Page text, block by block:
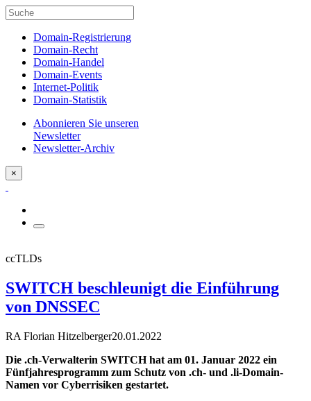
Domain-Registrierung
Domain-Recht
Domain-Handel
Domain-Events
Internet-Politik
Domain-Statistik
Abonnieren Sie unseren
Newsletter
Newsletter-Archiv
×
ccTLDs
SWITCH beschleunigt die Einführung
von DNSSEC
RA Florian Hitzelberger20.01.2022
Die .ch-Verwalterin SWITCH hat am 01. Januar 2022 ein
Fünfjahresprogramm zum Schutz von .ch- und .li-Domain-
Namen vor Cyberrisiken gestartet.